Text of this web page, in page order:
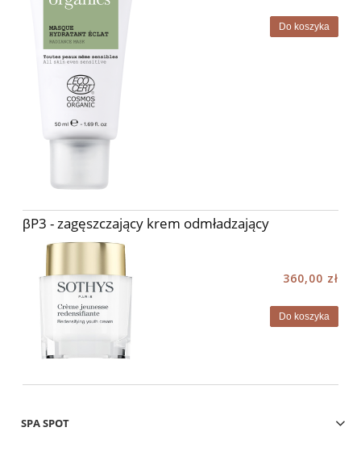
Do koszyka
βP3 - zagęszczający krem odmładzający
360,00 zł
Do koszyka
SPA SPOT